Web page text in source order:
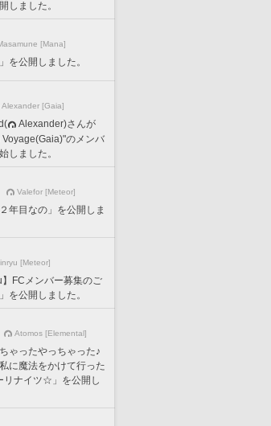
しました。
[Mana]
を公開しました。
Alexander [Gaia]
Alexander)さんが
のメンバ
しました。
Valefor [Meteor]
年目なの」を公開しま
[Meteor]
】FCメンバー募集のご
を公開しました。
Atomos [Elemental]
ゃったやっちゃった♪
に魔法をかけて行った
リナイツ☆」を公開し